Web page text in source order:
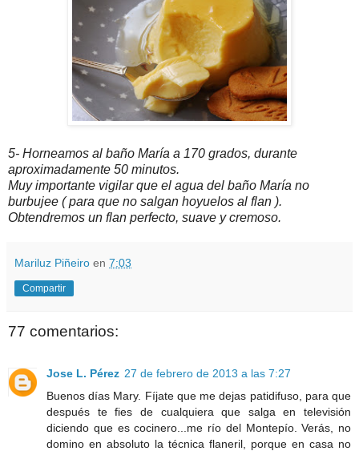
5- Horneamos al baño María a 170 grados, durante
aproximadamente 50 minutos.
Muy importante vigilar que el agua del baño María no
burbujee ( para que no salgan hoyuelos al flan ).
Obtendremos un flan perfecto, suave y cremoso.
Mariluz Piñeiro en 7:03
Compartir
77 comentarios:
Jose L. Pérez 27 de febrero de 2013 a las 7:27
Buenos días Mary. Fíjate que me dejas patidifuso, para que
después te fies de cualquiera que salga en televisión
diciendo que es cocinero...me río del Montepío. Verás, no
domino en absoluto la técnica flaneril, porque en casa no